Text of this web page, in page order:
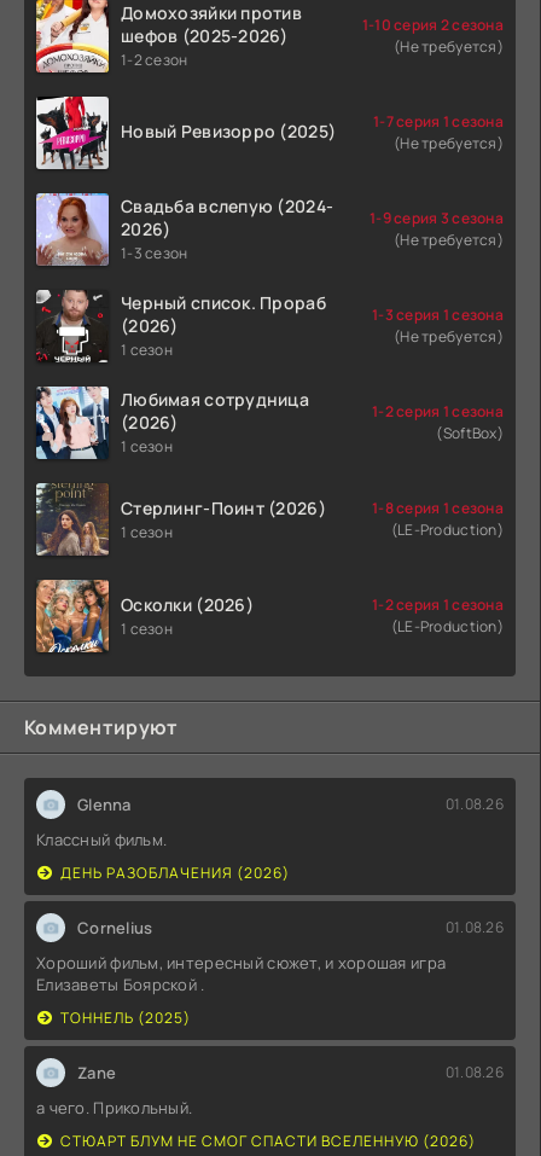
Домохозяйки против
шефов (2025-2026)
1-2 сезон
1-10 серия 2 сезона
(Не требуется)
Новый Ревизорро (2025)
1-7 серия 1 сезона
(Не требуется)
Свадьба вслепую (2024-
2026)
1-3 сезон
1-9 серия 3 сезона
(Не требуется)
Черный список. Прораб
(2026)
1 сезон
1-3 серия 1 сезона
(Не требуется)
Любимая сотрудница
(2026)
1 сезон
1-2 серия 1 сезона
(SoftBox)
Стерлинг-Поинт (2026)
1 сезон
1-8 серия 1 сезона
(LE-Production)
Осколки (2026)
1 сезон
1-2 серия 1 сезона
(LE-Production)
Комментируют
Glenna 01.08.26
Классный фильм.
ДЕНЬ РАЗОБЛАЧЕНИЯ (2026)
Cornelius 01.08.26
Хороший фильм, интересный сюжет, и хорошая игра
Елизаветы Боярской .
ТОННЕЛЬ (2025)
Zane 01.08.26
а чего. Прикольный.
СТЮАРТ БЛУМ НЕ СМОГ СПАСТИ ВСЕЛЕННУЮ (2026)